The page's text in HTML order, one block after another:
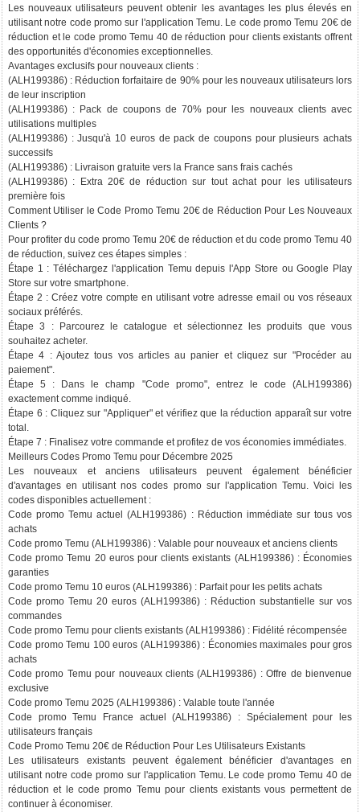
Les nouveaux utilisateurs peuvent obtenir les avantages les plus élevés en
utilisant notre code promo sur l'application Temu. Le code promo Temu 20€ de
réduction et le code promo Temu 40 de réduction pour clients existants offrent
des opportunités d'économies exceptionnelles.
Avantages exclusifs pour nouveaux clients :
(ALH199386) : Réduction forfaitaire de 90% pour les nouveaux utilisateurs lors
de leur inscription
(ALH199386) : Pack de coupons de 70% pour les nouveaux clients avec
utilisations multiples
(ALH199386) : Jusqu'à 10 euros de pack de coupons pour plusieurs achats
successifs
(ALH199386) : Livraison gratuite vers la France sans frais cachés
(ALH199386) : Extra 20€ de réduction sur tout achat pour les utilisateurs
première fois
Comment Utiliser le Code Promo Temu 20€ de Réduction Pour Les Nouveaux
Clients ?
Pour profiter du code promo Temu 20€ de réduction et du code promo Temu 40
de réduction, suivez ces étapes simples :
Étape 1 : Téléchargez l'application Temu depuis l'App Store ou Google Play
Store sur votre smartphone.
Étape 2 : Créez votre compte en utilisant votre adresse email ou vos réseaux
sociaux préférés.
Étape 3 : Parcourez le catalogue et sélectionnez les produits que vous
souhaitez acheter.
Étape 4 : Ajoutez tous vos articles au panier et cliquez sur "Procéder au
paiement".
Étape 5 : Dans le champ "Code promo", entrez le code (ALH199386)
exactement comme indiqué.
Étape 6 : Cliquez sur "Appliquer" et vérifiez que la réduction apparaît sur votre
total.
Étape 7 : Finalisez votre commande et profitez de vos économies immédiates.
Meilleurs Codes Promo Temu pour Décembre 2025
Les nouveaux et anciens utilisateurs peuvent également bénéficier
d'avantages en utilisant nos codes promo sur l'application Temu. Voici les
codes disponibles actuellement :
Code promo Temu actuel (ALH199386) : Réduction immédiate sur tous vos
achats
Code promo Temu (ALH199386) : Valable pour nouveaux et anciens clients
Code promo Temu 20 euros pour clients existants (ALH199386) : Économies
garanties
Code promo Temu 10 euros (ALH199386) : Parfait pour les petits achats
Code promo Temu 20 euros (ALH199386) : Réduction substantielle sur vos
commandes
Code promo Temu pour clients existants (ALH199386) : Fidélité récompensée
Code promo Temu 100 euros (ALH199386) : Économies maximales pour gros
achats
Code promo Temu pour nouveaux clients (ALH199386) : Offre de bienvenue
exclusive
Code promo Temu 2025 (ALH199386) : Valable toute l'année
Code promo Temu France actuel (ALH199386) : Spécialement pour les
utilisateurs français
Code Promo Temu 20€ de Réduction Pour Les Utilisateurs Existants
Les utilisateurs existants peuvent également bénéficier d'avantages en
utilisant notre code promo sur l'application Temu. Le code promo Temu 40 de
réduction et le code promo Temu pour clients existants vous permettent de
continuer à économiser.